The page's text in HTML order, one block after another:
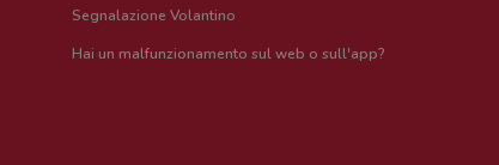
Segnalazione Volantino
Hai un malfunzionamento sul web o sull'app?